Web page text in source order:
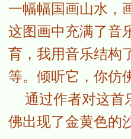
一幅幅国画山水，
这图画中充满了音
育，我用音乐结构
等。倾听它，你仿
通过作者对这首
佛出现了金黄色